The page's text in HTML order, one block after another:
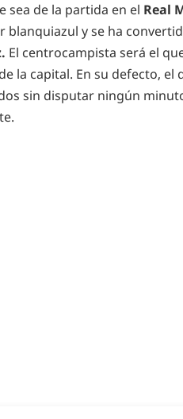
sea de la partida en el Real
blanquiazul y se ha
El centrocampista será el
la capital. En su defecto,
sin disputar ningún